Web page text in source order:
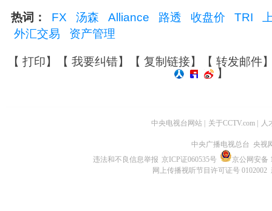
热词： FX 汤森 Alliance 路透 收盘价 TRI
外汇交易
资产管理
【 打印】【 我要纠错】【 复制链接】【 转发邮件
】
中央电视台网站 关于CCTV.com 人
中央广播电视总台 央视
违法和不良信息举报 京ICP证060535号
京公网安备
网上传播视听节目许可证号 0102002